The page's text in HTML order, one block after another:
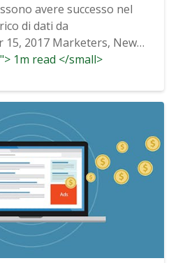
avere successo nel
di dati da
15, 2017 Marketers, News
1m read </small>